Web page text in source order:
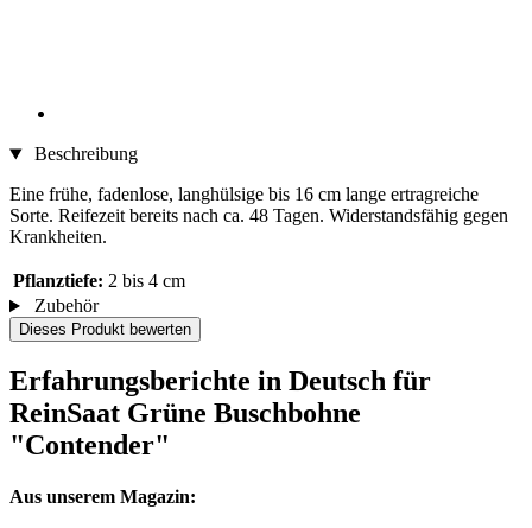
Beschreibung
Eine frühe, fadenlose, langhülsige bis 16 cm lange ertragreiche
Sorte. Reifezeit bereits nach ca. 48 Tagen. Widerstandsfähig gegen
Krankheiten.
Pflanztiefe: 2 bis 4 cm
Zubehör
Dieses Produkt bewerten
Erfahrungsberichte in Deutsch für
ReinSaat Grüne Buschbohne
"Contender"
Aus unserem Magazin: